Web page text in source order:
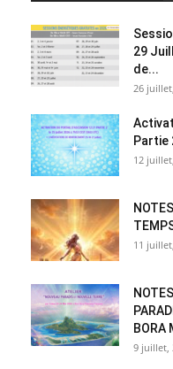
29
de...
26
Partie
12
11
BORA
9 juillet,